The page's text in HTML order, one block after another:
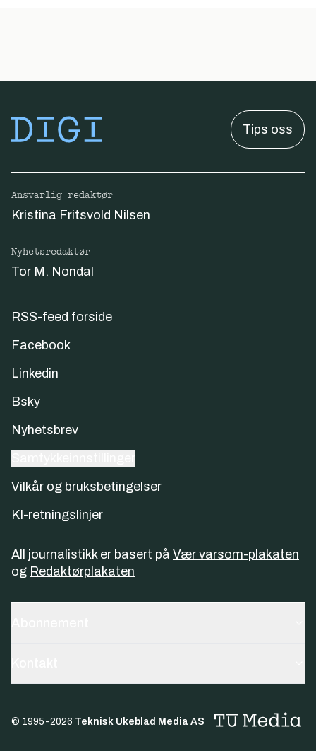
Tips oss
Ansvarlig redaktør
Kristina Fritsvold Nilsen
Nyhetsredaktør
Tor M. Nondal
RSS-feed forside
Facebook
Linkedin
Bsky
Nyhetsbrev
Vilkår og bruksbetingelser
KI-retningslinjer
All journalistikk er basert på Vær varsom-plakaten
og Redaktørplakaten
© 1995-2026 Teknisk Ukeblad Media AS